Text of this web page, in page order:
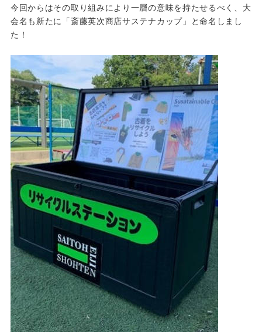
今回からはその取り組みにより一層の意味を持たせるべく、大
会名も新たに「斎藤英次商店サステナカップ」と命名しまし
た！